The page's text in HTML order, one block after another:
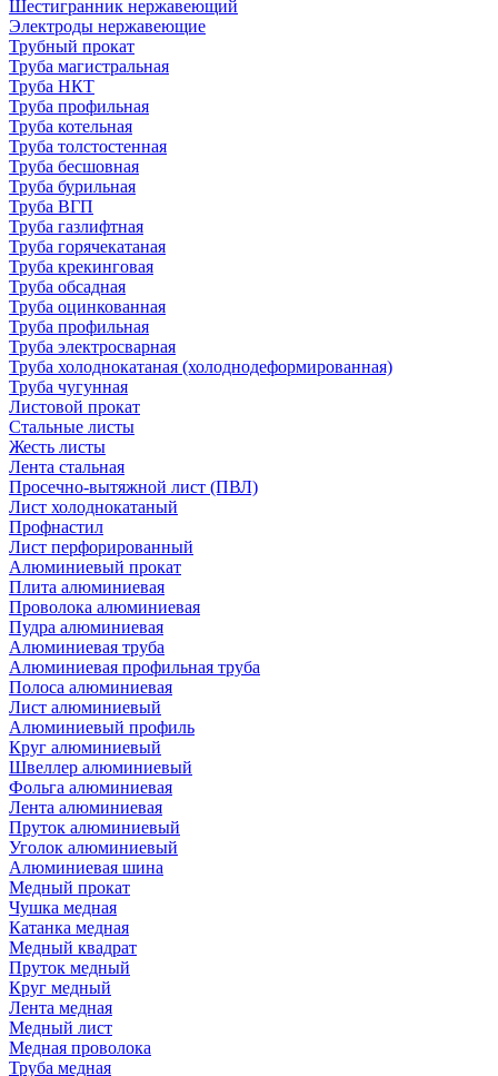
Шестигранник нержавеющий
Электроды нержавеющие
Трубный прокат
Труба магистральная
Труба НКТ
Труба профильная
Труба котельная
Труба толстостенная
Труба бесшовная
Труба бурильная
Труба ВГП
Труба газлифтная
Труба горячекатаная
Труба крекинговая
Труба обсадная
Труба оцинкованная
Труба профильная
Труба электросварная
Труба холоднокатаная (холоднодеформированная)
Труба чугунная
Листовой прокат
Стальные листы
Жесть листы
Лента стальная
Просечно-вытяжной лист (ПВЛ)
Лист холоднокатаный
Профнастил
Лист перфорированный
Алюминиевый прокат
Плита алюминиевая
Проволока алюминиевая
Пудра алюминиевая
Алюминиевая труба
Алюминиевая профильная труба
Полоса алюминиевая
Лист алюминиевый
Алюминиевый профиль
Круг алюминиевый
Швеллер алюминиевый
Фольга алюминиевая
Лента алюминиевая
Пруток алюминиевый
Уголок алюминиевый
Алюминиевая шина
Медный прокат
Чушка медная
Катанка медная
Медный квадрат
Пруток медный
Круг медный
Лента медная
Медный лист
Медная проволока
Труба медная